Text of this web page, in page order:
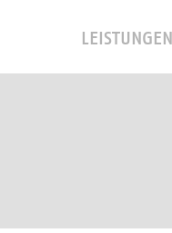
LEISTUNGEN